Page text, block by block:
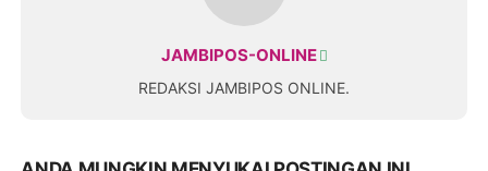
JAMBIPOS-ONLINE
REDAKSI JAMBIPOS ONLINE.